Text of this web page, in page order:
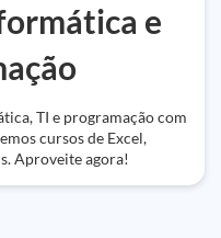
e
TI e programação com
cursos de Excel,
Aproveite agora!